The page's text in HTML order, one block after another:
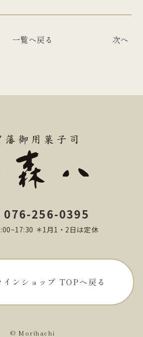
一覧へ戻る 次へ
076-256-0395
＊1月1・2日は定休
インショップ TOPへ戻る
© Morihachi